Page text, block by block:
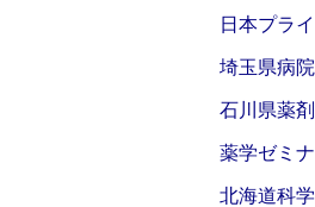
日本プラ
埼玉県病
石川県薬
薬学ゼミ
北海道科